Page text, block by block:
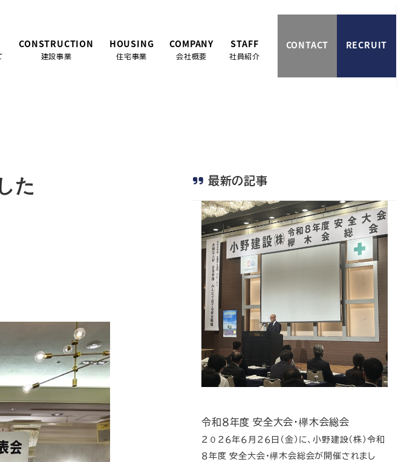
CONSTRUCTION
建設事業
HOUSING
住宅事業
COMPANY
会社概要
STAFF
社員紹介
CONTACT RECRUIT
た 最新の記事
令和８年度 安全大会・欅木会総会
２０２６年６月２６日（金）に、小野建設（株）令和
８年度 安全大会・欅木会総会が開催されまし